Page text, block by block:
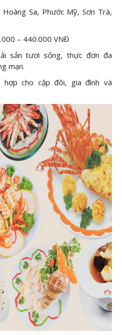
Sa, Phước Mỹ, Sơn Trà,
– 440.000 VNĐ
sản tươi sống, thực đơn đa
mạn.
hợp cho cặp đôi, gia đình và